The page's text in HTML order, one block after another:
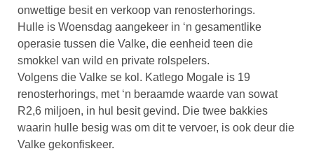
onwettige besit en verkoop van renosterhorings.
Hulle is Woensdag aangekeer in ‘n gesamentlike
operasie tussen die Valke, die eenheid teen die
smokkel van wild en private rolspelers.
Volgens die Valke se kol. Katlego Mogale is 19
renosterhorings, met ‘n beraamde waarde van sowat
R2,6 miljoen, in hul besit gevind. Die twee bakkies
waarin hulle besig was om dit te vervoer, is ook deur die
Valke gekonfiskeer.